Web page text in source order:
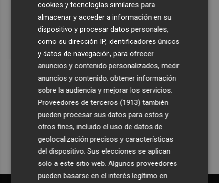
Foios se vuelca con Ferran Torres
Recibe toda la actualidad de
Plaza Podcast en tu correo
Quiero suscribirme
cookies y tecnologías similares para
almacenar y acceder a información en su
dispositivo y procesar datos personales,
como su dirección IP, identificadores únicos
y datos de navegación, para ofrecer
anuncios y contenido personalizados, medir
anuncios y contenido, obtener información
sobre la audiencia y mejorar los servicios.
Proveedores de terceros (1913) también
pueden procesar sus datos para estos y
otros fines, incluido el uso de datos de
geolocalización precisos y características
del dispositivo. Sus elecciones se aplican
solo a este sitio web. Algunos proveedores
pueden basarse en el interés legítimo en